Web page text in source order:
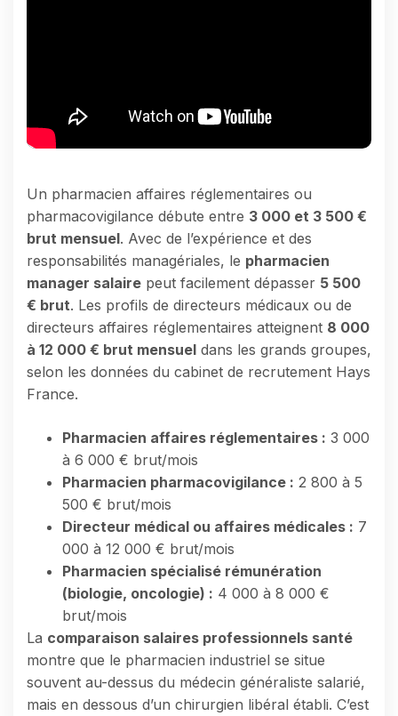
Un pharmacien affaires réglementaires ou
pharmacovigilance débute entre 3 000 et 3 500 €
brut mensuel. Avec de l’expérience et des
responsabilités managériales, le pharmacien
manager salaire peut facilement dépasser 5 500
€ brut. Les profils de directeurs médicaux ou de
directeurs affaires réglementaires atteignent 8 000
à 12 000 € brut mensuel dans les grands groupes,
selon les données du cabinet de recrutement Hays
France.
Pharmacien affaires réglementaires : 3 000
à 6 000 € brut/mois
Pharmacien pharmacovigilance : 2 800 à 5
500 € brut/mois
Directeur médical ou affaires médicales : 7
000 à 12 000 € brut/mois
Pharmacien spécialisé rémunération
(biologie, oncologie) : 4 000 à 8 000 €
brut/mois
La comparaison salaires professionnels santé
montre que le pharmacien industriel se situe
souvent au-dessus du médecin généraliste salarié,
mais en dessous d’un chirurgien libéral établi. C’est